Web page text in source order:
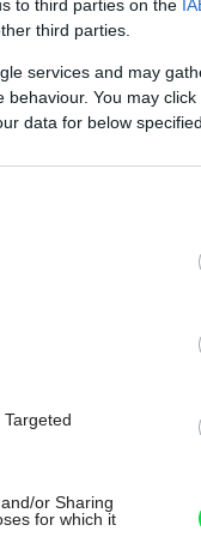
to third parties on the
third parties.
services and may
You may
data for below
or Sharing
for which it